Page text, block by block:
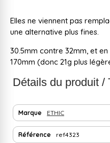
Elles ne viennent pas
une alternative plus fines.
30.5mm contre 32mm, et
170mm (donc 21g plus
Détails du produit /
Marque ETHIC
Référence ref4323